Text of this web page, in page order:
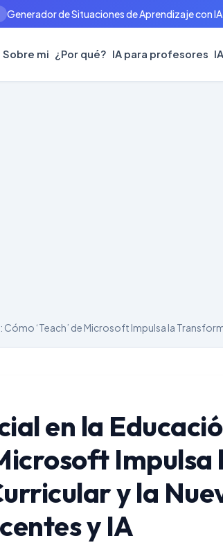
Generador de Situaciones de Aprendizaje con
Sobre mi ¿Por qué? IA para profesores
‘Teach’ de Microsoft Impulsa la
en la
Impulsa
y la
y IA